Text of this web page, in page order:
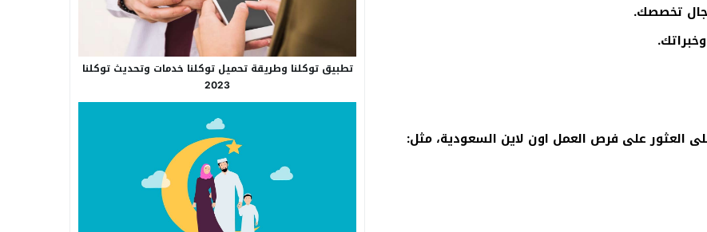
تخصصك.
العثور على فرص العمل اون لاين السعودية، مثل:
تطبيق توكلنا وطريقة تحميل توكلنا خدمات وتحديث توكلنا
2023